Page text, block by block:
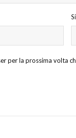
per la prossima volta